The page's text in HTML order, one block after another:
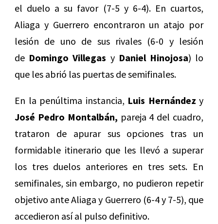
el duelo a su favor (7-5 y 6-4). En cuartos,
Aliaga y Guerrero encontraron un atajo por
lesión de uno de sus rivales (6-0 y lesión
de Domingo Villegas y Daniel Hinojosa) lo
que les abrió las puertas de semifinales.
En la penúltima instancia, Luis Hernández y
José Pedro Montalbán, pareja 4 del cuadro,
trataron de apurar sus opciones tras un
formidable itinerario que les llevó a superar
los tres duelos anteriores en tres sets. En
semifinales, sin embargo, no pudieron repetir
objetivo ante Aliaga y Guerrero (6-4 y 7-5), que
accedieron así al pulso definitivo.